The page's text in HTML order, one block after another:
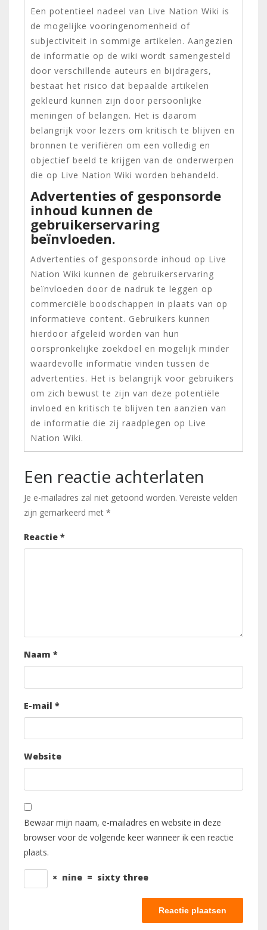
Een potentieel nadeel van Live Nation Wiki is
de mogelijke vooringenomenheid of
subjectiviteit in sommige artikelen. Aangezien
de informatie op de wiki wordt samengesteld
door verschillende auteurs en bijdragers,
bestaat het risico dat bepaalde artikelen
gekleurd kunnen zijn door persoonlijke
meningen of belangen. Het is daarom
belangrijk voor lezers om kritisch te blijven en
bronnen te verifiëren om een volledig en
objectief beeld te krijgen van de onderwerpen
die op Live Nation Wiki worden behandeld.
Advertenties of gesponsorde
inhoud kunnen de
gebruikerservaring
beïnvloeden.
Advertenties of gesponsorde inhoud op Live
Nation Wiki kunnen de gebruikerservaring
beïnvloeden door de nadruk te leggen op
commerciële boodschappen in plaats van op
informatieve content. Gebruikers kunnen
hierdoor afgeleid worden van hun
oorspronkelijke zoekdoel en mogelijk minder
waardevolle informatie vinden tussen de
advertenties. Het is belangrijk voor gebruikers
om zich bewust te zijn van deze potentiële
invloed en kritisch te blijven ten aanzien van
de informatie die zij raadplegen op Live
Nation Wiki.
Een reactie achterlaten
Je e-mailadres zal niet getoond worden. Vereiste velden
zijn gemarkeerd met *
Reactie *
Naam *
E-mail *
Website
Bewaar mijn naam, e-mailadres en website in deze
browser voor de volgende keer wanneer ik een reactie
plaats.
× nine = sixty three